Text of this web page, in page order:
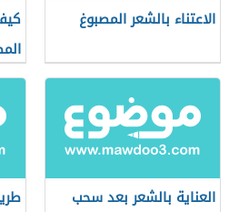
الاعتناء بالشعر المصبوغ
العناية بالشعر بعد سحب